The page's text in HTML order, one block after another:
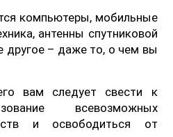
компьютеры, мобильные
антенны спутниковой
другое – даже то, о чем вы
вам следует свести к
всевозможных
и освободиться от